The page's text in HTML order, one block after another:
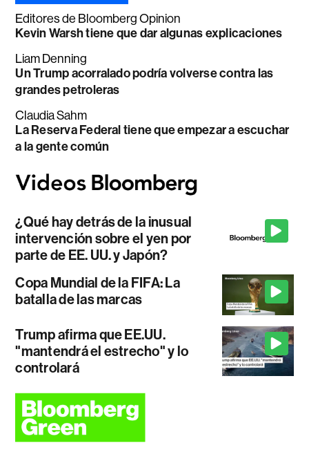
Editores de Bloomberg Opinion
Kevin Warsh tiene que dar algunas explicaciones
Liam Denning
Un Trump acorralado podría volverse contra las
grandes petroleras
Claudia Sahm
La Reserva Federal tiene que empezar a escuchar
a la gente común
¿Qué hay detrás de la inusual
intervención sobre el yen por
parte de EE. UU. y Japón?
Copa Mundial de la FIFA: La
batalla de las marcas
Trump afirma que EE.UU.
"mantendrá el estrecho" y lo
controlará